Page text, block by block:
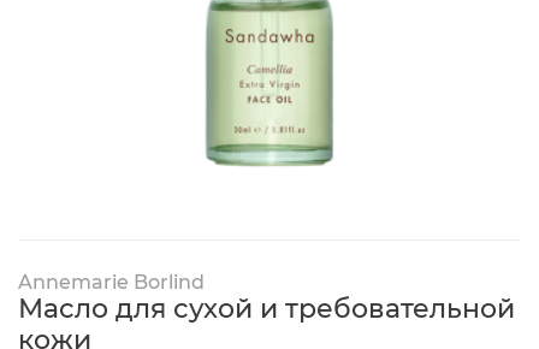
Annemarie Borlind
Масло для сухой и требовательной
кожи